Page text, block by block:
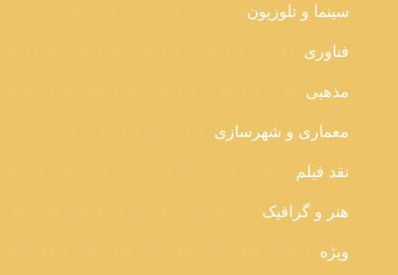
سینما و تلوزیون
فناوری
مذهبی
معماری و شهرسازی
نقد فیلم
هنر و گرافیک
ویژه